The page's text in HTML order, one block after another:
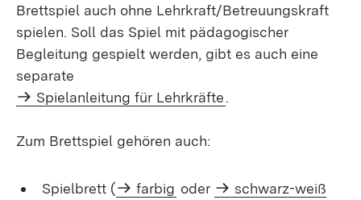
Brettspiel auch ohne Lehrkraft/Betreuungskraft
spielen. Soll das Spiel mit pädagogischer
Begleitung gespielt werden, gibt es auch eine
separate
Spielanleitung für Lehrkräfte.
Zum Brettspiel gehören auch:
Spielbrett ( farbig oder
schwarz-weiß